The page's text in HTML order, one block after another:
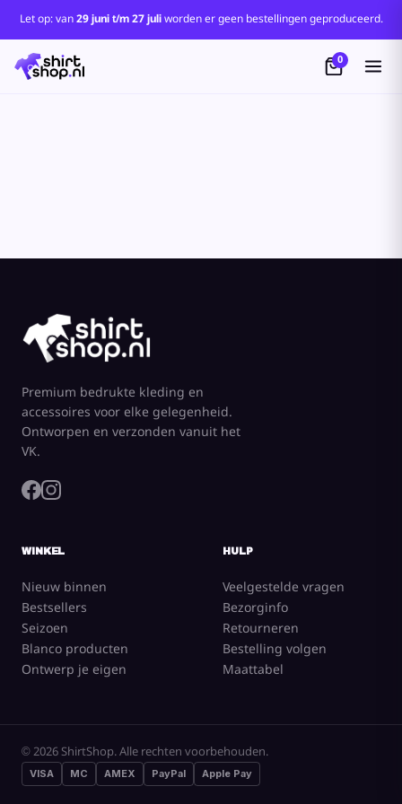
Let op: van29 juni t/m 27 juliworden er geen bestellingen geproduceerd.
0
Premium bedrukte kleding en
accessoires voor elke gelegenheid.
Ontworpen en verzonden vanuit het
VK.
WINKEL
Nieuw binnen
Bestsellers
Seizoen
Blanco producten
Ontwerp je eigen
HULP
Veelgestelde vragen
Bezorginfo
Retourneren
Bestelling volgen
Maattabel
© 2026 ShirtShop. Alle rechten voorbehouden.
VISA MC AMEX PayPal Apple Pay
Standaard
Price: Lowest First
Price: Highest First